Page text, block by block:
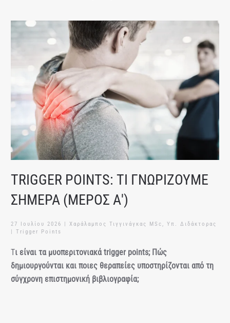
TRIGGER POINTS: ΤΙ ΓΝΩΡΙΖΟΥΜΕ
ΣΗΜΕΡΑ (ΜΕΡΟΣ Α')
27 Ιουλίου 2026
| Χαράλαμπος Τιγγινάγκας MSc, Υπ. Διδάκτορας
Trigger Points
Τι είναι τα μυοπεριτονιακά trigger points; Πώς
δημιουργούνται και ποιες θεραπείες υποστηρίζονται από τη
σύγχρονη επιστημονική βιβλιογραφία;